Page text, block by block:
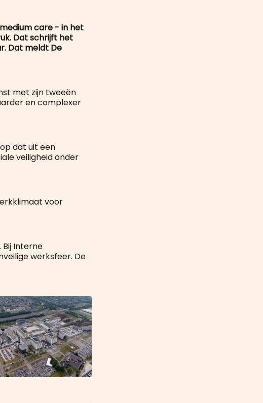
care - in het
Dat schrijft het
Dat meldt De
met zijn tweeën
en complexer
dat uit een
veiligheid onder
voor
Interne
werksfeer. De